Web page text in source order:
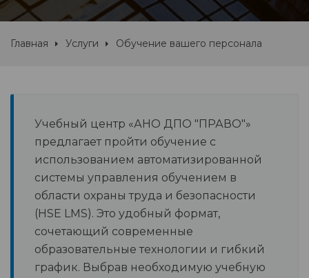
Главная Услуги Обучение вашего персонала
Учебный центр «АНО ДПО "ПРАВО"»
предлагает пройти обучение с
использованием автоматизированной
системы управления обучением в
области охраны труда и безопасности
(HSE LMS). Это удобный формат,
сочетающий современные
образовательные технологии и гибкий
график. Выбрав необходимую учебную